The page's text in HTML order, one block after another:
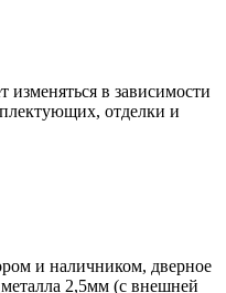
в зависимости
отделки и
и наличником, дверное
2,5мм (с внешней